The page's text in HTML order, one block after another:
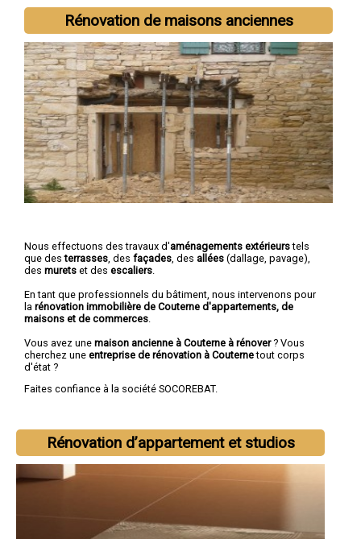
Rénovation de maisons anciennes
Nous effectuons des travaux d'aménagements extérieurstels
que desterrasses , des façades , des allées (dallage, pavage),
des murets et des escaliers
En tant que professionnels du bâtiment, nous intervenons pour
la rénovation immobilière de Couterne d'appartements, de
maisons et de commerces
Vous avez une maison ancienne à Couterne à rénover? Vous
cherchez une entreprise de rénovation à Couternetout corps
d'état ?
Faites confiance à la société SOCOREBAT.
Rénovation d’appartement et studios